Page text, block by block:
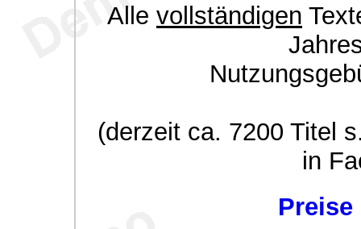
Alle vollständigen
(derzeit ca. 7200 Titel
in